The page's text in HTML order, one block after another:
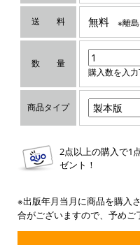
送 料 無料 ※離島
数 量
購入数を入
商品タイプ
2点以上の購入で1
ゼント！
※出版年月当月に商品を購入
合がございますので、予めご